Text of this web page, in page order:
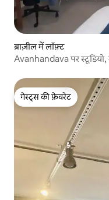
ब्राज़ील में लॉफ़्ट
Avanhandava पर
गेस्ट्स की फ़ेवरेट
गेस्ट्स की फ़ेवरेट